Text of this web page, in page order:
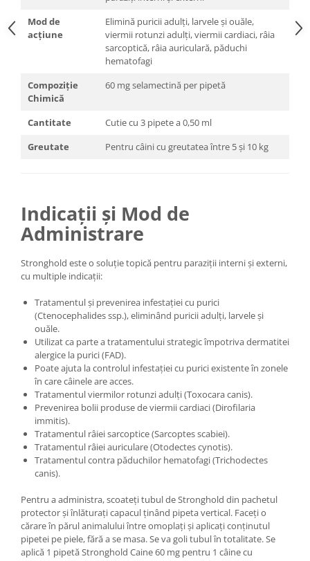
Mod de
acțiune
Elimină puricii adulți, larvele și ouăle,
viermii rotunzi adulți, viermii cardiaci, râia
sarcoptică, râia auriculară, păduchi
hematofagi
Compoziție
Chimică
60 mg selamectină per pipetă
Cantitate
Cutie cu 3 pipete a 0,50 ml
Greutate
Pentru câini cu greutatea între 5 și 10 kg
Indicații și Mod de
Administrare
Stronghold este o soluție topică pentru paraziții interni și externi,
cu multiple indicații:
Tratamentul și prevenirea infestației cu purici
(Ctenocephalides ssp.), eliminând puricii adulți, larvele și
ouăle.
Utilizat ca parte a tratamentului strategic împotriva dermatitei
alergice la purici (FAD).
Poate ajuta la controlul infestației cu purici existente în zonele
în care câinele are acces.
Tratamentul viermilor rotunzi adulți (Toxocara canis).
Prevenirea bolii produse de viermii cardiaci (Dirofilaria
immitis).
Tratamentul râiei sarcoptice (Sarcoptes scabiei).
Tratamentul râiei auriculare (Otodectes cynotis).
Tratamentul contra păduchilor hematofagi (Trichodectes
canis).
Pentru a administra, scoateți tubul de Stronghold din pachetul
protector și înlăturați capacul ținând pipeta vertical. Faceți o
cărare în părul animalului între omoplați și aplicați conținutul
pipetei pe piele, fără a se masa. Se va goli tubul în totalitate. Se
aplică 1 pipetă Stronghold Caine 60 mg pentru 1 câine cu